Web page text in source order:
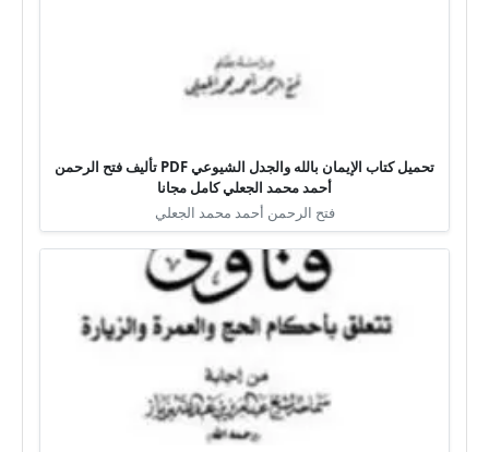
تحميل كتاب الإيمان بالله والجدل الشيوعي PDF تأليف فتح الرحمن
أحمد محمد الجعلي كامل مجانا
فتح الرحمن أحمد محمد الجعلي